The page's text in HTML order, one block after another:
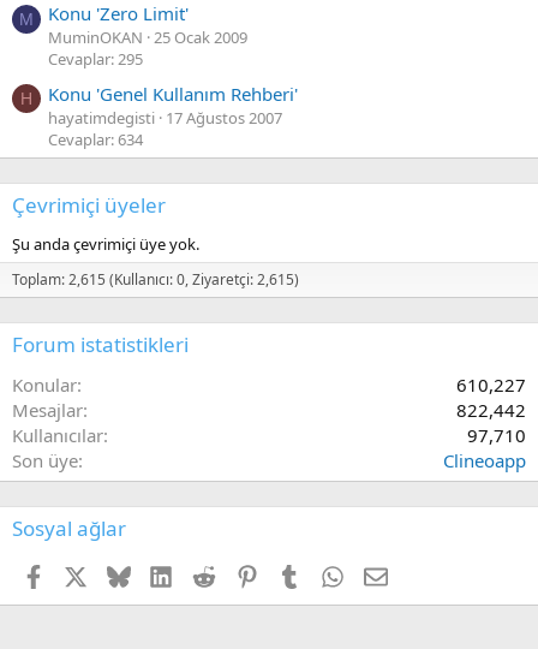
M Konu 'Zero Limit'
MuminOKAN 25 Ocak 2009
Cevaplar: 295
H Konu 'Genel Kullanım Rehberi'
hayatimdegisti 17 Ağustos 2007
Cevaplar: 634
Çevrimiçi üyeler
Şu anda çevrimiçi üye yok.
Toplam: 2,615 (Kullanıcı: 0, Ziyaretçi: 2,615)
Forum istatistikleri
Konular
610,227
Mesajlar
822,442
Kullanıcılar
97,710
Son üye
Clineoapp
Sosyal ağlar
FacebookX (Twitter)
BlueskyLinkedInReddit PinterestTumblr WhatsApp
E-posta